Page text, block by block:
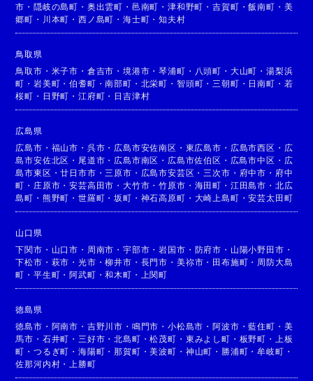
市 ・隠岐の島町 ・ 奥出雲町 ・ 邑南町 ・津和野町 ・吉賀町 ・飯南町 ・ 美
郷町 ・ 川本町 ・西ノ島町 ・海士町 ・知夫村
鳥取県
鳥取市 ・ 米子市 ・ 倉吉市 ・境港市 ・琴浦町 ・ 八頭町 ・ 大山町 ・ 湯梨浜
町 ・岩美町 ・伯耆町 ・南部町 ・ 北栄町 ・ 智頭町 ・ 三朝町 ・ 日南町 ・ 若
桜町 ・ 日野町 ・江府町 ・ 日吉津村
広島県
広島市 ・ 福山市 ・ 呉市 ・ 広島市安佐南区 ・ 東広島市 ・ 広島市西区 ・ 広
島市安佐北区 ・ 尾道市 ・ 広島市南区 ・ 広島市佐伯区 ・ 広島市中区 ・ 広
島市東区 ・廿日市市 ・ 三原市 ・ 広島市安芸区 ・ 三次市 ・ 府中市 ・ 府中
町 ・ 庄原市 ・安芸高田市 ・大竹市 ・竹原市 ・ 海田町 ・ 江田島市 ・ 北広
島町 ・ 熊野町 ・世羅町 ・坂町 ・ 神石高原町 ・ 大崎上島町 ・安芸太田町
山口県
下関市 ・ 山口市 ・ 周南市 ・宇部市 ・岩国市 ・ 防府市 ・ 山陽小野田市 ・
下松市 ・ 萩市 ・光市 ・柳井市 ・ 長門市 ・ 美祢市 ・ 田布施町 ・ 周防大島
町 ・平生町 ・阿武町 ・和木町 ・ 上関町
徳島県
徳島市 ・ 阿南市 ・ 吉野川市 ・ 鳴門市 ・小松島市 ・阿波市 ・藍住町 ・ 美
馬市 ・ 石井町 ・ 三好市 ・北島町 ・松茂町 ・ 東みよし町 ・ 板野町 ・
上板
町 ・つるぎ町 ・海陽町 ・那賀町 ・美波町 ・ 神山町 ・ 勝浦町 ・牟岐町 ・
佐那河内村 ・ 上勝町